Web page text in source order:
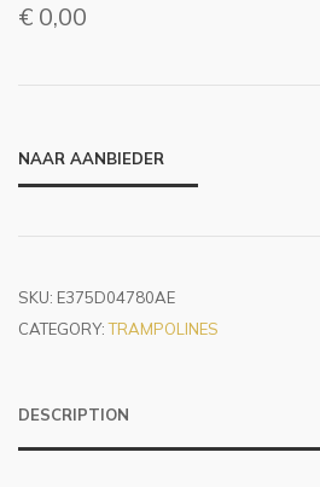
€ 0,00
NAAR AANBIEDER
SKU: E375D04780AE
CATEGORY:TRAMPOLINES
DESCRIPTION